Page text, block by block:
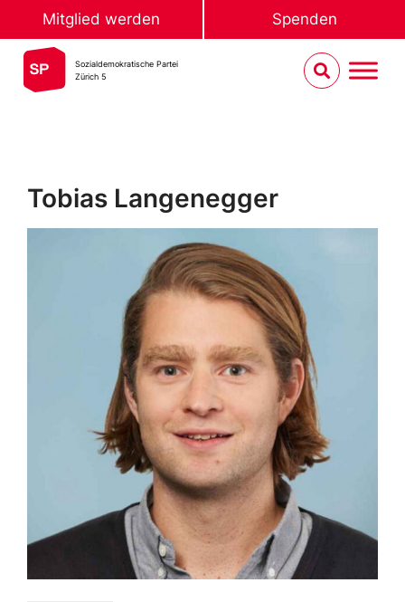
Mitglied werden Spenden
Sozialdemokratische Partei
Zürich 5
Tobias Langenegger